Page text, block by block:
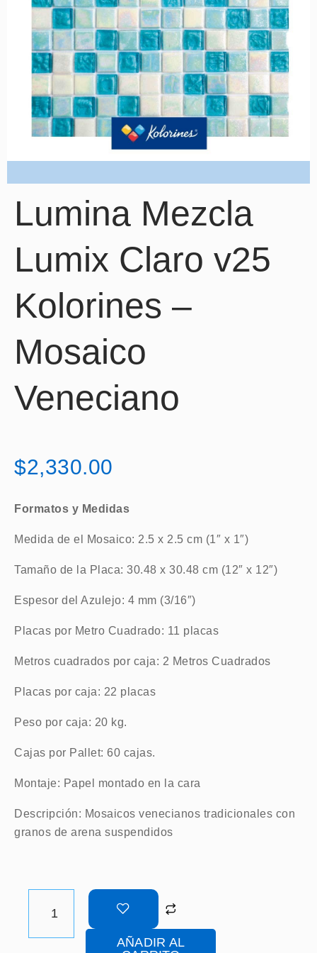
Lumina Mezcla
Lumix Claro v25
Kolorines –
Mosaico
Veneciano
$2,330.00
Formatos y Medidas
Medida de el Mosaico: 2.5 x 2.5 cm (1″ x 1″)
Tamaño de la Placa: 30.48 x 30.48 cm (12″ x 12″)
Espesor del Azulejo: 4 mm (3/16″)
Placas por Metro Cuadrado: 11 placas
Metros cuadrados por caja: 2 Metros Cuadrados
Placas por caja: 22 placas
Peso por caja: 20 kg.
Cajas por Pallet: 60 cajas.
Montaje: Papel montado en la cara
Descripción: Mosaicos venecianos tradicionales con
granos de arena suspendidos
MEZCLA
AÑADIR AL